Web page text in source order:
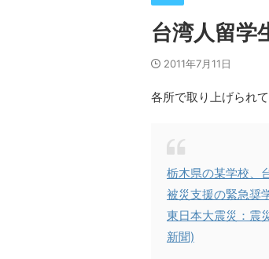
台湾人留学
2011年7月11日
各所で取り上げられ
栃木県の某学校、
被災支援の緊急奨
東日本大震災：震
新聞)